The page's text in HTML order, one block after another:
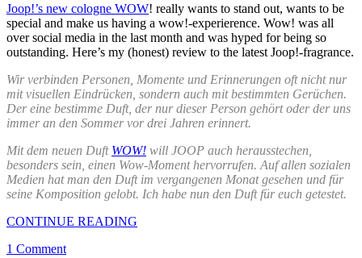
Joop!’s new cologne WOW! really wants to stand out, wants to be
special and make us having a wow!-experierence. Wow! was all
over social media in the last month and was hyped for being so
outstanding. Here’s my (honest) review to the latest Joop!-fragrance.
Wir verbinden Personen, Momente und Erinnerungen oft nicht nur
mit visuellen Eindrücken, sondern auch mit bestimmten Gerüchen.
Der eine bestimme Duft, der nur dieser Person gehört oder der uns
immer an den Sommer vor drei Jahren erinnert.
Mit dem neuen Duft WOW! will JOOP auch herausstechen,
besonders sein, einen Wow-Moment hervorrufen. Auf allen sozialen
Medien hat man den Duft im vergangenen Monat gesehen und für
seine Komposition gelobt. Ich habe nun den Duft für euch getestet.
CONTINUE READING
1 Comment